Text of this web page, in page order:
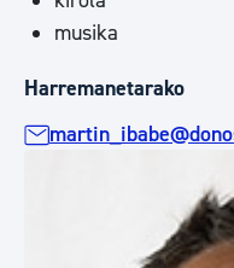
musika
Harremanetarako